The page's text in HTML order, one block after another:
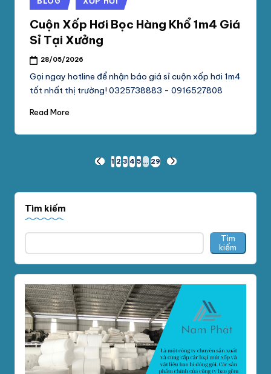
in
Cuộn Xốp Hơi Bọc Hàng Khổ 1m4 Giá
Sỉ Tại Xưởng
28/05/2026
Gọi ngay hotline để nhận báo giá sỉ cuộn xốp hơi 1m4
tốt nhất thị trường! 0325738883 - 0916527808
Read More
trang
bài
viết
PREVIOUS
1 2 3 4 5 … 29
NEXT
Tìm kiếm
Tìm
kiếm